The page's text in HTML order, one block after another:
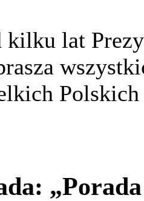
kilku lat